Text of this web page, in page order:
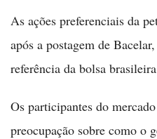
As ações preferenciais da
após a postagem de
referência da bolsa
Os participantes do
preocupação sobre como o